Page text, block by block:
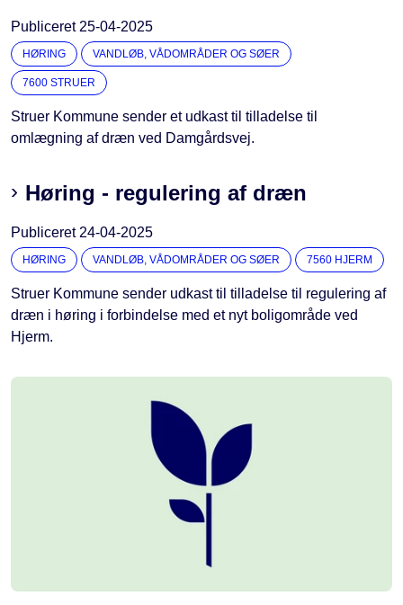
Publiceret 25-04-2025
HØRING VANDLØB, VÅDOMRÅDER OG SØER
7600 STRUER
Struer Kommune sender et udkast til tilladelse til
omlægning af dræn ved Damgårdsvej.
Høring - regulering af dræn
Publiceret24-04-2025
HØRING VANDLØB, VÅDOMRÅDER OG SØER 7560 HJERM
Struer Kommune sender udkast til tilladelse til regulering af
dræn i høring i forbindelse med et nyt boligområde ved
Hjerm.